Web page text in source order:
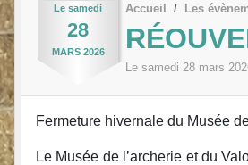
Le samedi
28
MARS 2026
Accueil Les
Le samedi 28 mars
Fermeture hivernale du Musée
Le Musée de l’archerie et du